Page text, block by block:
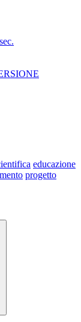
educazione
progetto